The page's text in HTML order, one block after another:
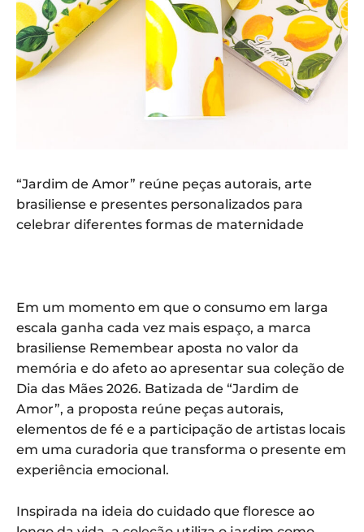
“Jardim de Amor” reúne peças autorais, arte
brasiliense e presentes personalizados para
celebrar diferentes formas de maternidade
Em um momento em que o consumo em larga
escala ganha cada vez mais espaço, a marca
brasiliense Remembear aposta no valor da
memória e do afeto ao apresentar sua coleção de
Dia das Mães 2026. Batizada de “Jardim de
Amor”, a proposta reúne peças autorais,
elementos de fé e a participação de artistas locais
em uma curadoria que transforma o presente em
experiência emocional.
Inspirada na ideia do cuidado que floresce ao